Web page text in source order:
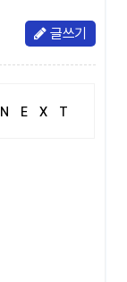
글쓰기
NEXT